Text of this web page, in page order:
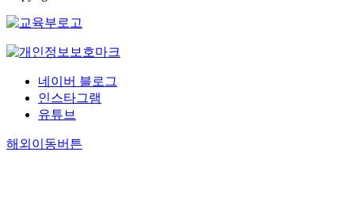
네이버 블로그
인스타그램
유튜브
해외이동버튼